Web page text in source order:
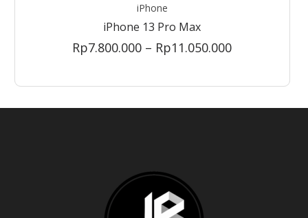
iPhone
iPhone 13 Pro Max
Rp7.800.000 – Rp11.050.000Price
Rp7.800.000
Rp11.050.000